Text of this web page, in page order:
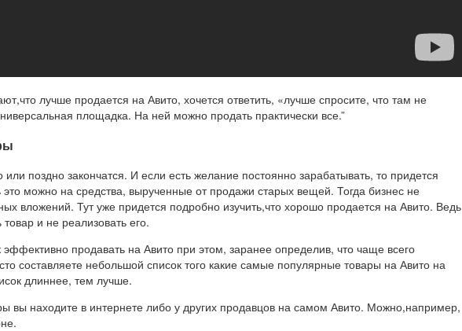
лучше продается на Авито, хочется ответить, «лучше спросите, что там не
площадка. На ней можно продать практически все.”
поздно закончатся. И если есть желание постоянно зарабатывать, то придется
это можно на средства, вырученные от продажи старых вещей. Тогда бизнес не
вложений. Тут уже придется подробно изучить,что хорошо продается на Авито. Ведь
и не реализовать его.
эффективно продавать на Авито при этом, заранее определив, что чаще всего
составляете небольшой список того какие самые популярные товары на Авито на
длиннее, тем лучше.
вы находите в интернете либо у других продавцов на самом Авито. Можно,например,